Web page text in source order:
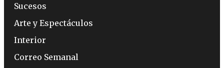
Sucesos
Arte y Espectáculos
Interior
Correo Semanal